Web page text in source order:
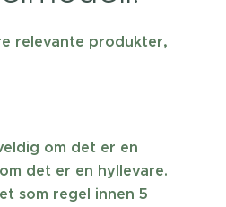
relevante produkter,
om det er en
det er en hyllevare.
som regel innen 5